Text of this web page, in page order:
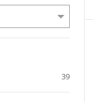
39